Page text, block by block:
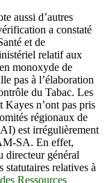
aussi d’autres
a constaté
et de
relatif aux
monoxyde de
pas à l’élaboration
du Tabac. Les
Kayes n’ont pas pris
régionaux de
est irrégulièrement
SA. En effet,
directeur général
statutaires relatives à
Ressources